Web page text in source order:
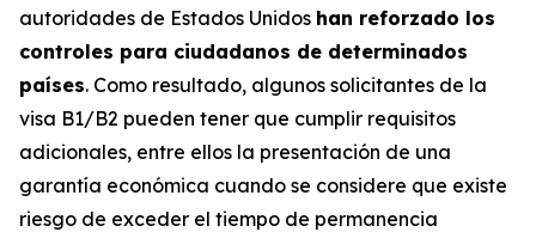
autoridades de Estados Unidos han reforzado los
controles para ciudadanos de determinados
países. Como resultado, algunos solicitantes de la
visa B1/B2 pueden tener que cumplir requisitos
adicionales, entre ellos la presentación de una
garantía económica cuando se considere que existe
riesgo de exceder el tiempo de permanencia